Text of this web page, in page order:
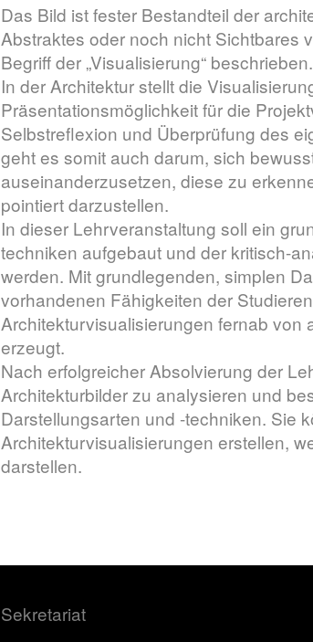
Das Bild ist fester Bestandteil der
Abstraktes oder noch nicht Sichtbares
Begriff der „Visualisierung“ beschrieben.
In der Architektur stellt die
Präsentationsmöglichkeit für die
Selbstreflexion und Überprüfung des
geht es somit auch darum, sich
auseinanderzusetzen, diese zu
pointiert darzustellen.
In dieser Lehrveranstaltung soll ein
techniken aufgebaut und der kritisch-
werden. Mit grundlegenden, simplen
vorhandenen Fähigkeiten der
Architekturvisualisierungen fernab von
erzeugt.
Nach erfolgreicher Absolvierung der
Architekturbilder zu analysieren und
Darstellungsarten und -techniken. Sie
Architekturvisualisierungen erstellen,
darstellen.
Sekretariat